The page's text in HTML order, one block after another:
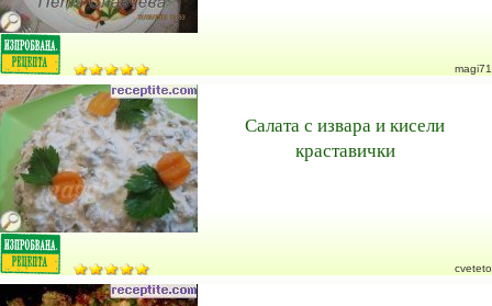
magi71
Салата с извара и кисели
краставички
cveteto